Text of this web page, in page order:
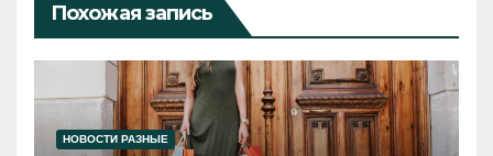
Похожая запись
НОВОСТИ РАЗНЫЕ